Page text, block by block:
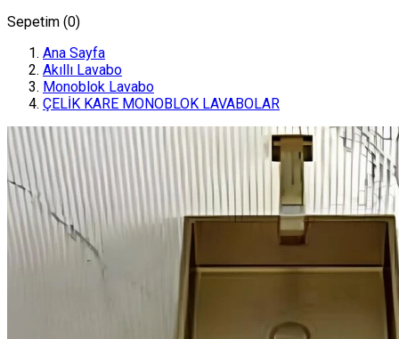
Sepetim (0)
Ana Sayfa
Akıllı Lavabo
Monoblok Lavabo
ÇELİK KARE MONOBLOK LAVABOLAR